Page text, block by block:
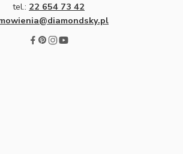
tel.: 22 654 73 42